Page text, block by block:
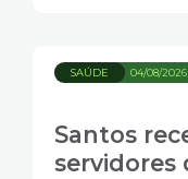
04/08/2026
SAÚDE
Santos
servidores